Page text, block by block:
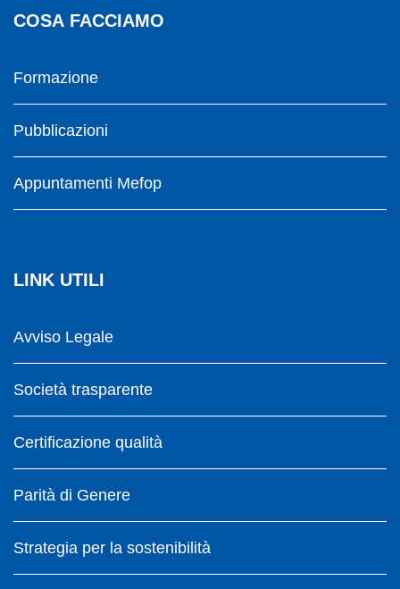
COSA FACCIAMO
Formazione
Pubblicazioni
Appuntamenti Mefop
LINK UTILI
Avviso Legale
Società trasparente
Certificazione qualità
Parità di Genere
Strategia per la sostenibilità